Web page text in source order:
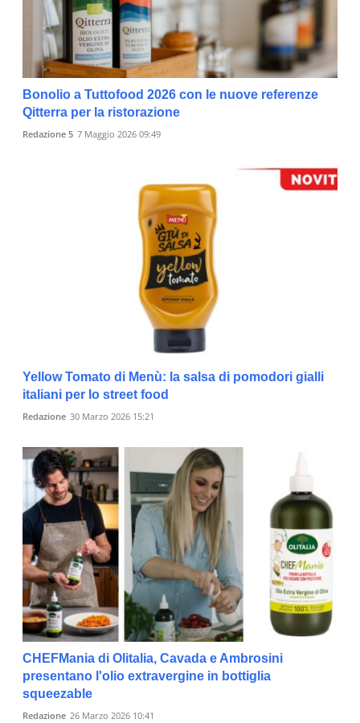
Bonolio a Tuttofood 2026 con le nuove referenze
Qitterra per la ristorazione
Redazione 5 7 Maggio 2026 09:49
Yellow Tomato di Menù: la salsa di pomodori gialli
italiani per lo street food
Redazione 30 Marzo 2026 15:21
CHEFMania di Olitalia, Cavada e Ambrosini
presentano l'olio extravergine in bottiglia
squeezable
Redazione 26 Marzo 2026 10:41